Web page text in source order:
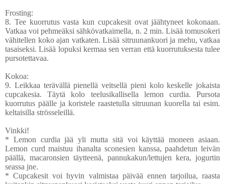
Frosting:
8. Tee kuorrutus vasta kun cupcakesit ovat jäähtyneet kokonaan.
Vatkaa voi pehmeäksi sähkövatkaimella, n. 2 min. Lisää tomusokeri
vähitellen koko ajan vatkaten. Lisää sitruunankuori ja mehu, vatkaa
tasaiseksi. Lisää lopuksi kermaa sen verran että kuorrutuksesta tulee
pursotettavaa.
Kokoa:
9. Leikkaa terävällä pienellä veitsellä pieni kolo keskelle jokaista
cupcakesia. Täytä kolo teelusikallisella lemon curdia. Pursota
kuorrutus päälle ja koristele raastetulla sitruunan kuorella tai esim.
keltaisilla strösseleillä.
Vinkki!
* Lemon curdia jää yli mutta sitä voi käyttää moneen asiaan.
Lemon curd maistuu ihanalta sconesien kanssa, paahdetun leivän
päällä, macaronsien täytteenä, pannukakun/lettujen kera, jogurtin
seassa jne.
* Cupcakesit voi hyvin valmistaa päivää ennen tarjoilua, raasta